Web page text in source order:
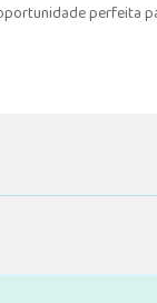
perfeita